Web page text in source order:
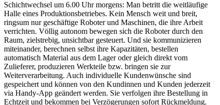
Schichtwechsel um 6.00 Uhr morgens: Man betritt die weitläufige
Halle eines Produktionsbetriebes. Kein Mensch weit und breit,
ringsum nur geschäftige Roboter und Maschinen, die ihre Arbeit
verrichten. Völlig autonom bewegen sich die Roboter durch den
Raum, zielstrebig, unsichtbar gesteuert. Und sie kommunizieren
miteinander, berechnen selbst ihre Kapazitäten, bestellen
automatisch Material aus dem Lager oder gleich direkt vom
Zulieferer, produzieren Werkteile bzw. bringen sie zur
Weiterverarbeitung. Auch individuelle Kundenwünsche sind
gespeichert und können von den Kundinnen und Kunden jederzeit
via Handy-App geändert werden. Sie verfolgen ihre Bestellung in
Echtzeit und bekommen bei Verzögerungen sofort Rückmeldung.